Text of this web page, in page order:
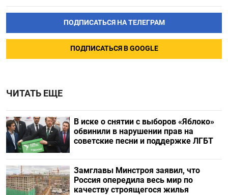
ПОДПИСАТЬСЯ НА ТЕЛЕГРАМ
ПОДПИСАТЬСЯ В GOOGLE
ЧИТАТЬ ЕЩЕ
В иске о снятии с выборов «Яблоко»
обвинили в нарушении прав на
советские песни и поддержке ЛГБТ
Замглавы Минстроя заявил, что
Россия опередила весь мир по
качеству строящегося жилья